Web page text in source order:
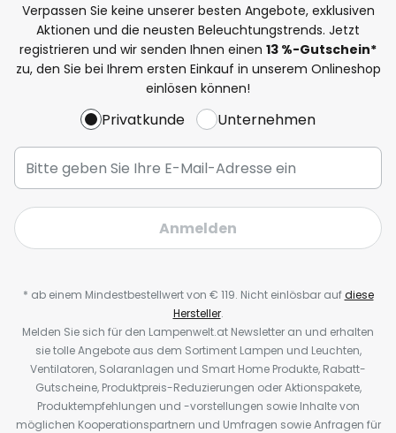
Verpassen Sie keine unserer besten Angebote, exklusiven
Aktionen und die neusten Beleuchtungstrends. Jetzt
registrieren und wir senden Ihnen einen 13 %-Gutschein*
zu, den Sie bei Ihrem ersten Einkauf in unserem Onlineshop
einlösen können!
Privatkunde Unternehmen
Anmelden
* ab einem Mindestbestellwert von € 119. Nicht einlösbar aufdiese
Hersteller.
Melden Sie sich für den Lampenwelt.at Newsletter an und erhalten
sie tolle Angebote aus dem Sortiment Lampen und Leuchten,
Ventilatoren, Solaranlagen und Smart Home Produkte, Rabatt-
Gutscheine, Produktpreis-Reduzierungen oder Aktionspakete,
Produktempfehlungen und -vorstellungen sowie Inhalte von
möglichen Kooperationspartnern und Umfragen sowie Anfragen für